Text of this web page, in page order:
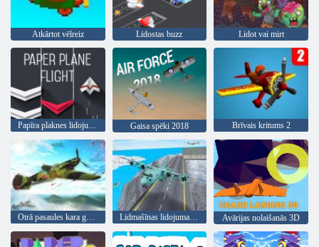
Atkārtot vēlreiz Lidostas buzz Lidot vai mirt
Papīra plaknes lidojums Gaisa spēki 2018 Brīvais kritums 2
Lidmašīnas lidojuma 3d simulators Avārijas nolaišanās 3D